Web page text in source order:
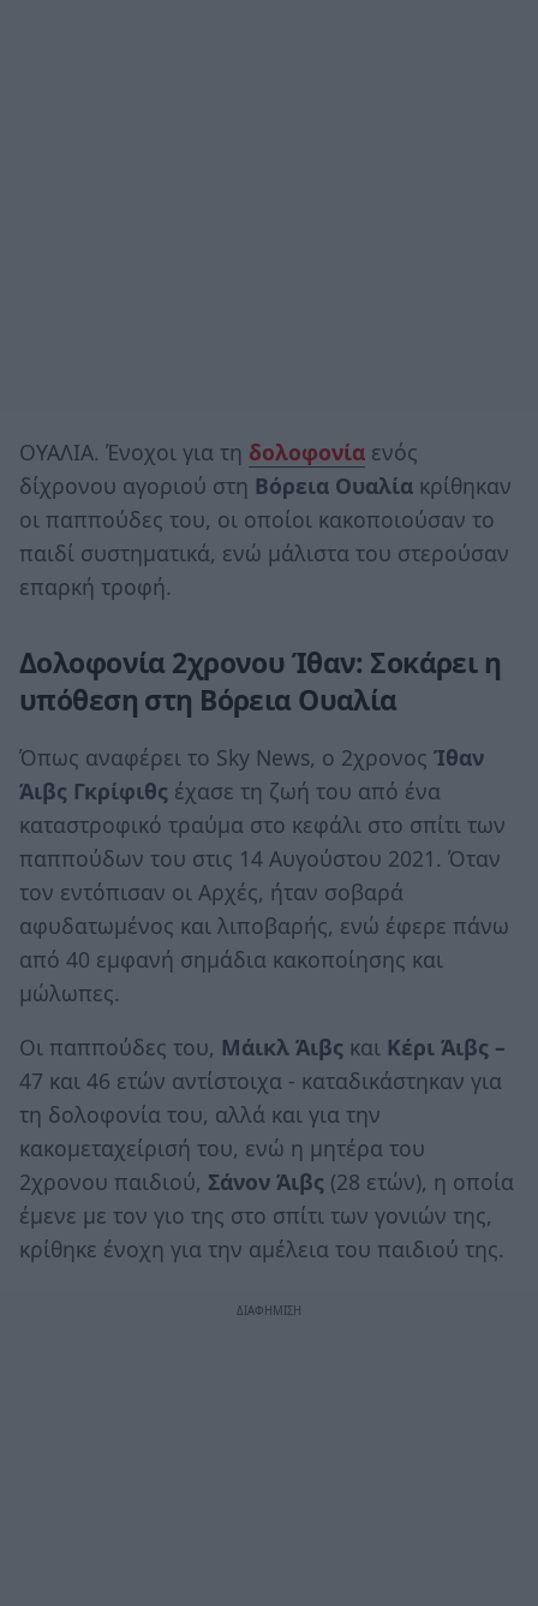
ΟΥΑΛΙΑ. Ένοχοι για τη δολοφονία ενός
δίχρονου αγοριού στη Βόρεια Ουαλία κρίθηκαν
οι παππούδες του, οι οποίοι κακοποιούσαν το
παιδί συστηματικά, ενώ μάλιστα του στερούσαν
επαρκή τροφή.
Δολοφονία 2χρονου Ίθαν: Σοκάρει η
υπόθεση στη Βόρεια Ουαλία
Όπως αναφέρει το Sky News, ο 2χρονος Ίθαν
Άιβς Γκρίφιθς έχασε τη ζωή του από ένα
καταστροφικό τραύμα στο κεφάλι στο σπίτι των
παππούδων του στις 14 Αυγούστου 2021. Όταν
τον εντόπισαν οι Αρχές, ήταν σοβαρά
αφυδατωμένος και λιποβαρής, ενώ έφερε πάνω
από 40 εμφανή σημάδια κακοποίησης και
μώλωπες.
Οι παππούδες του, Μάικλ Άιβς και Κέρι Άιβς –
47 και 46 ετών αντίστοιχα - καταδικάστηκαν για
τη δολοφονία του, αλλά και για την
κακομεταχείρισή του, ενώ η μητέρα του
2χρονου παιδιού, Σάνον Άιβς (28 ετών), η οποία
έμενε με τον γιο της στο σπίτι των γονιών της,
κρίθηκε ένοχη για την αμέλεια του παιδιού της.